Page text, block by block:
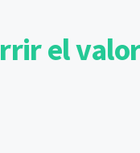
el